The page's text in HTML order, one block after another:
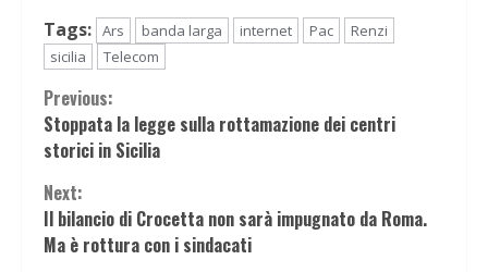
Tags: Ars banda larga internet Pac
Renzi
sicilia
Telecom
Continue
Reading
Previous:
Stoppata la legge sulla rottamazione dei centri
storici in Sicilia
Next:
Il bilancio di Crocetta non sarà impugnato da Roma.
Ma è rottura con i sindacati